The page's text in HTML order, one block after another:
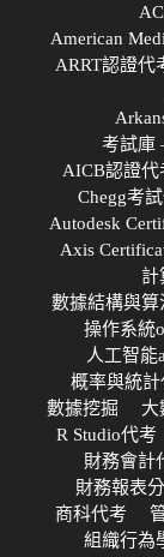
American
ARRT認證代
考試庫
AICB認證代
Chegg考
Autodesk
Axis
計
數據結構與
操作系統
人工智能
概率與統計
數據挖掘
大
R Studio代考
財務會計
財務報表
商科代考
組織行為